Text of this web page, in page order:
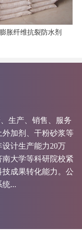
胀纤维抗裂防水剂
生产、销售、服务
加剂、干粉砂浆等
计生产能力20万
大学等科研院校紧
成果转化能力。公
...